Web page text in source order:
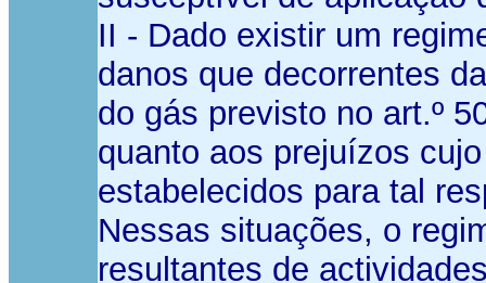
II - Dado existir um
danos que decorrentes
do gás previsto no art.º
quanto aos prejuízos
estabelecidos para tal
Nessas situações, o
resultantes de